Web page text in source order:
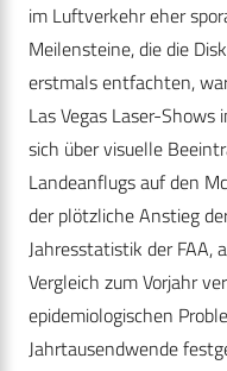
im Luftverkehr eher
Meilensteine, die die
erstmals entfachten,
Las Vegas Laser-
sich über visuelle
Landeanflugs auf den
der plötzliche Anstieg
Jahresstatistik der FAA,
Vergleich zum Vorjahr
epidemiologischen
Jahrtausendwende